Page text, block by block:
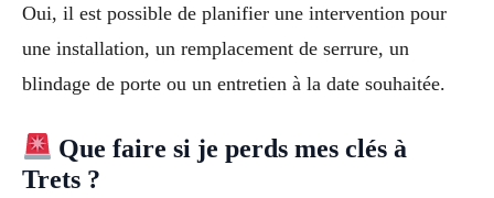
Oui, il est possible de planifier une intervention pour
une installation, un remplacement de serrure, un
blindage de porte ou un entretien à la date souhaitée.
Que faire si je perds mes clés à
Trets ?